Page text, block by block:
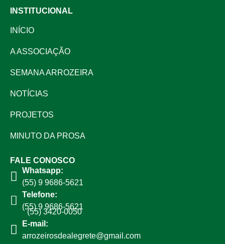
INSTITUCIONAL
INÍCIO
A ASSOCIAÇÃO
SEMANA ARROZEIRA
NOTÍCIAS
PROJETOS
MINUTO DA PROSA
FALE CONOSCO
Whatsapp:
(55) 9 9686-5621
Telefone:
(55) 9 9686-5621
(55) 3420-0050
E-mail:
arrozeirosdealegrete@gmail.com